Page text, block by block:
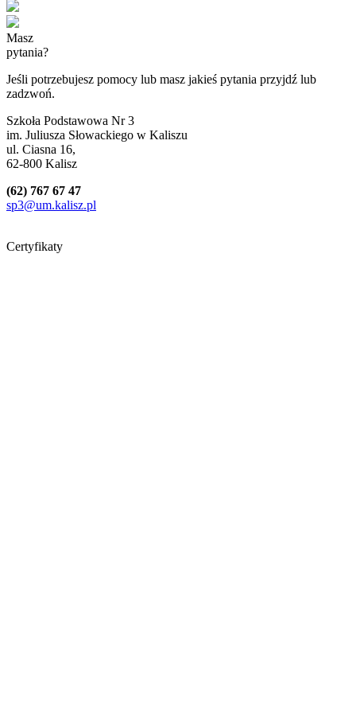
Masz
pytania?
Jeśli potrzebujesz pomocy lub masz jakieś pytania przyjdź lub
zadzwoń.
Szkoła Podstawowa Nr 3
im. Juliusza Słowackiego w Kaliszu
ul. Ciasna 16,
62-800 Kalisz
(62) 767 67 47
sp3@um.kalisz.pl
Certyfikaty